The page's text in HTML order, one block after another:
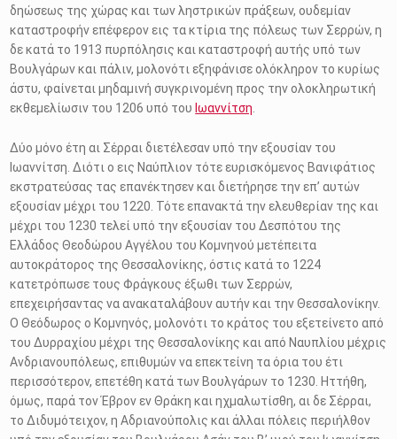
δηώσεως της χώρας και των ληστρικών πράξεων, ουδεμίαν
καταστροφήν επέφερον εις τα κτίρια της πόλεως των Σερρών, η
δε κατά το 1913 πυρπόλησις και καταστροφή αυτής υπό των
Βουλγάρων και πάλιν, μολονότι εξηφάνισε ολόκληρον το κυρίως
άστυ, φαίνεται μηδαμινή συγκρινομένη προς την ολοκληρωτική
εκθεμελίωσιν του 1206 υπό του Ιωαννίτση.
Δύο μόνο έτη αι Σέρραι διετέλεσαν υπό την εξουσίαν του
Ιωαννίτση. Διότι ο εις Ναύπλιον τότε ευρισκόμενος Βανιφάτιος
εκστρατεύσας τας επανέκτησεν και διετήρησε την επ’ αυτών
εξουσίαν μέχρι του 1220. Τότε επανακτά την ελευθερίαν της και
μέχρι του 1230 τελεί υπό την εξουσίαν του Δεσπότου της
Ελλάδος Θεοδώρου Αγγέλου του Κομνηνού μετέπειτα
αυτοκράτορος της Θεσσαλονίκης, όστις κατά το 1224
κατετρόπωσε τους Φράγκους έξωθι των Σερρών,
επεχειρήσαντας να ανακαταλάβουν αυτήν και την Θεσσαλονίκην.
Ο Θεόδωρος ο Κομνηνός, μολονότι το κράτος του εξετείνετο από
του Δυρραχίου μέχρι της Θεσσαλονίκης και από Ναυπλίου μέχρις
Ανδριανουπόλεως, επιθυμών να επεκτείνη τα όρια του έτι
περισσότερον, επετέθη κατά των Βουλγάρων το 1230. Ηττήθη,
όμως, παρά τον Έβρον εν Θράκη και ηχμαλωτίσθη, αι δε Σέρραι,
το Διδυμότειχον, η Αδριανούπολις και άλλαι πόλεις περιήλθον